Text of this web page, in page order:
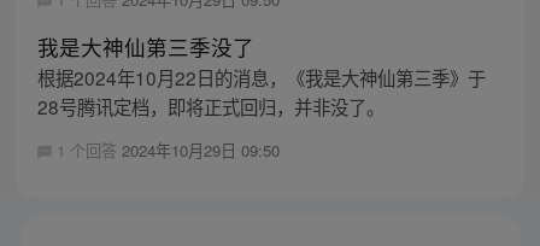
我是大神仙第三季没了
根据2024年10月22日的消息，《我是大神仙第三季》于
28号腾讯定档，即将正式回归，并非没了。
1 个回答 2024年10月29日 09:50